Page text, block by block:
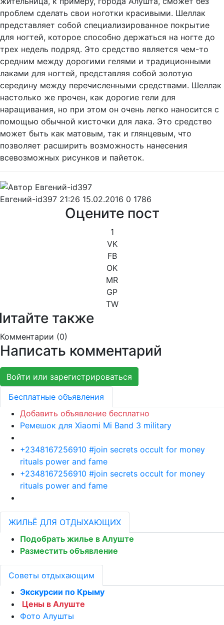
проблем сделать свои ноготки красивыми. Шеллак
представляет собой специализированное покрытие
для ногтей, которое способно держаться на ногте до
трех недель подряд. Это средство является чем-то
средним между дорогими гелями и традиционными
лаками для ногтей, представляя собой золотую
середину между перечисленными средствами. Шеллак
настолько же прочен, как дорогие гели для
наращивания, но при этом он очень легко наносится с
помощью обычной кисточки для лака. Это средство
может быть как матовым, так и глянцевым, что
позволяет расширить возможность нанесения
всевозможных рисунков и пайеток.
Евгений-id397 21:26 15.02.2016 0 1786
Оцените пост
1
VK
FB
OK
MR
GP
TW
также
Комментарии (0)
Написать комментарий
Войти или зарегистрироваться
Бесплатные объявления
Добавить объявление бесплатно
Ремешок для Xiaomi Mi Band 3 military
+2348167256910 #join secrets occult for money
rituals power and fame
+2348167256910 #join secrets occult for money
rituals power and fame
ЖИЛЬЁ ДЛЯ ОТДЫХАЮЩИХ
Подобрать жилье в Алуште
Разместить объявление
Советы отдыхающим
Экскурсии по Крыму
Цены в Алуште
Фото Алушты